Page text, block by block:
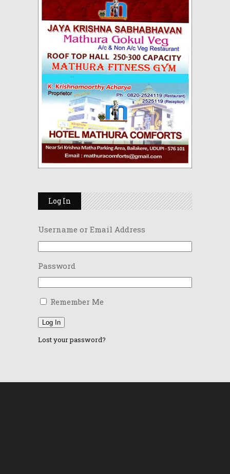
Log In
Username or Email Address
Password
Remember Me
Log In
Lost your password?